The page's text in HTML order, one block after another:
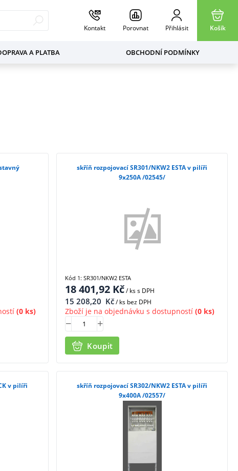
Kontakt Porovnat Přihlásit Košík
A PLATBA OBCHODNÍ PODMÍNKY
(0 ks)
skříň rozpojovací SR301/NKW2 ESTA v pilíři
9x250A /02545/
18 401,92 Kč/ kss DPH
15 208,20 Kč/ ks bez DPH
Zboží je na objednávku s dostupností (0 ks)
Koupit
Kód 1: SR301/NKW2 ESTA
v pilíři
skříň rozpojovací SR302/NKW2 ESTA v pilíři
9x400A /02557/